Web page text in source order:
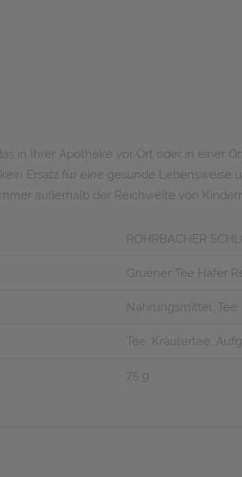
in Ihrer Apotheke vor Ort oder in einer
Ersatz für eine gesunde
außerhalb der Reichweite von
ROHRBACHER
Gruener Tee Hafer
Nahrungsmittel,
Tee, Kräutertee,
75 g